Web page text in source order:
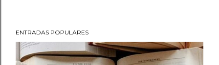
ENTRADAS POPULARES